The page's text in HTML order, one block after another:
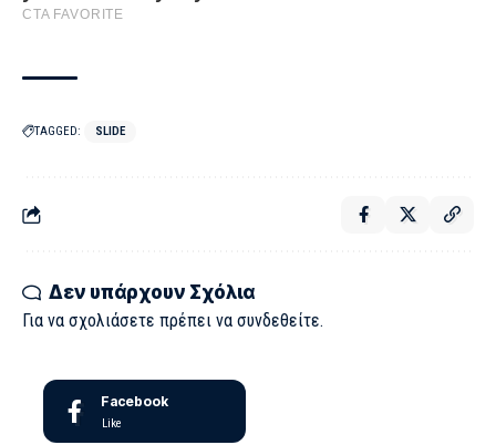
TAGGED: SLIDE
Δεν υπάρχουν Σχόλια
Για να σχολιάσετε πρέπει να συνδεθείτε.
Facebook
Like